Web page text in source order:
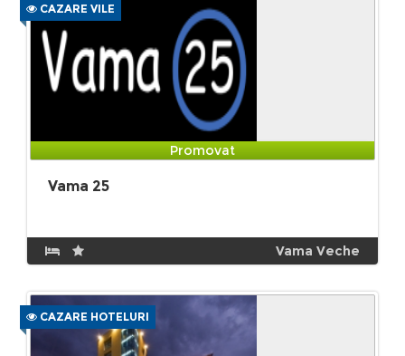
CAZARE VILE
Promovat
Vama 25
Vama Veche
CAZARE HOTELURI